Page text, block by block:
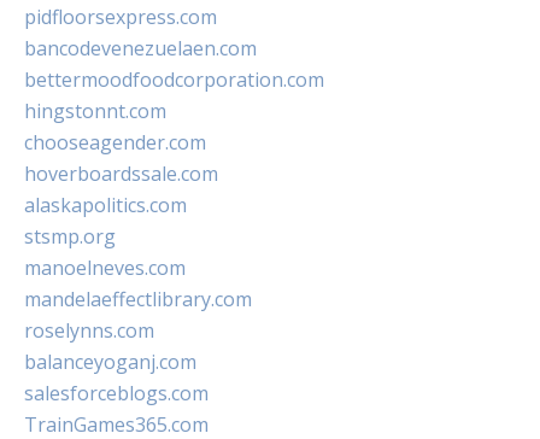
pidfloorsexpress.com
bancodevenezuelaen.com
bettermoodfoodcorporation.com
hingstonnt.com
chooseagender.com
hoverboardssale.com
alaskapolitics.com
stsmp.org
manoelneves.com
mandelaeffectlibrary.com
roselynns.com
balanceyoganj.com
salesforceblogs.com
TrainGames365.com